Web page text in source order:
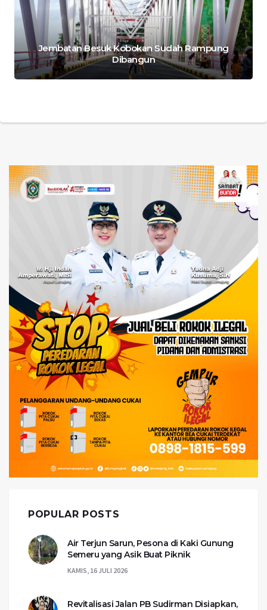
Jembatan Besuk Kobokan Sudah Rampung
Dibangun
POPULAR POSTS
Air Terjun Sarun, Pesona di Kaki Gunung
Semeru yang Asik Buat Piknik
KAMIS, 16 JULI 2026
Revitalisasi Jalan PB Sudirman Disiapkan,